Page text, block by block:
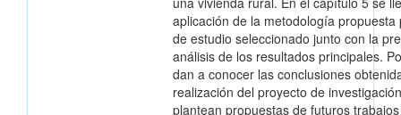
aplicación de la metodología propuesta
de estudio seleccionado junto con la
análisis de los resultados principales.
dan a conocer las conclusiones
realización del proyecto de
plantean propuestas de futuros trabajos